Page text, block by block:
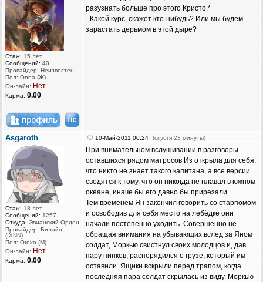
Стаж: 15 лет
Сообщений: 40
Провайдер: Неизвестен
Пол: Onna (Ж)
Он-лайн: Нет
Карма: 0.00
разузнать больше про этого Кристо.*
- Какой курс, скажет кто-нибудь? Или мы будем
зарастать дерьмом в этой дыре?
Asgaroth
Стаж: 18 лет
Сообщений: 1257
Откуда: Эвианский Орден
Провайдер: Билайн
(IXNN)
Пол: Otoko (M)
Он-лайн: Нет
Карма: 0.00
10-Май-2011 00:24 (спустя 23 минуты)
При внимательном вслушивании в разговоры
оставшихся рядом матросов Из открыла для себя,
что никто не знает такого капитана, а все версии
сводятся к тому, что он никогда не плавал в южном
океане, иначе бы его давно бы прирезали.
Тем временем Ян закончил говорить со старпомом
и освободив для себя место на лебёдке они
начали постепенно уходить. Совершенно не
обращая внимания на убывающих вслед за Яном
солдат, Моркью свистнул своих молодцов и, дав
пару пинков, распорядился о грузе, который им
оставили. Ящики вскрыли перед трапом, когда
последняя пара солдат скрылась из виду. Моркью